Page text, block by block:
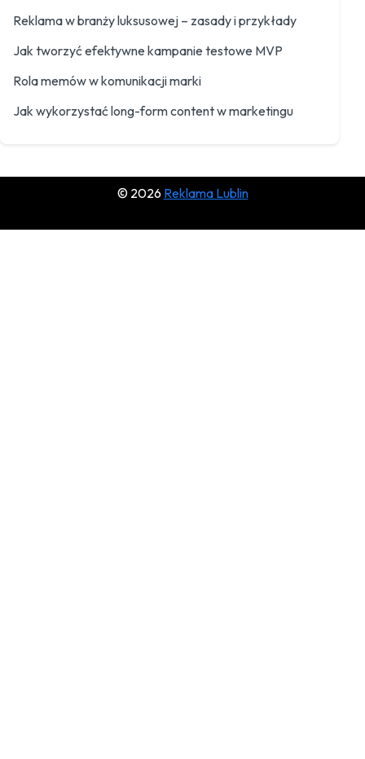
Reklama w branży luksusowej – zasady i przykłady
Jak tworzyć efektywne kampanie testowe MVP
Rola memów w komunikacji marki
Jak wykorzystać long-form content w marketingu
© 2026 Reklama Lublin